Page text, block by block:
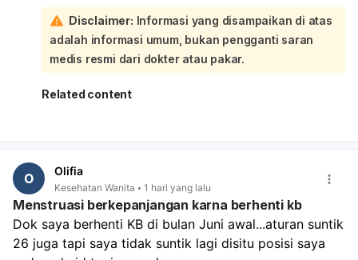
Sebaiknya lakukan tes kehamilan sekarang, terutama
kalau haid sudah terlambat. Kalau hasilnya negatif tapi
haid tetap belum datang, ulangi 1 minggu kemudian atau
periksakan ke dokter kandungan. Segera periksa juga
bila perdarahannya sangat banyak, nyeri hebat, atau ada
keputihan berbau/ gatal.
Disclaimer: Informasi yang disampaikan di atas
adalah informasi umum, bukan pengganti saran
medis resmi dari dokter atau pakar.
Related content
O Olifia
Kesehatan Wanita 1 hari yang lalu
Menstruasi berkepanjangan karna berhenti kb
Dok saya berhenti KB di bulan Juni awal...aturan suntik
26 juga tapi saya tidak suntik lagi disitu posisi saya